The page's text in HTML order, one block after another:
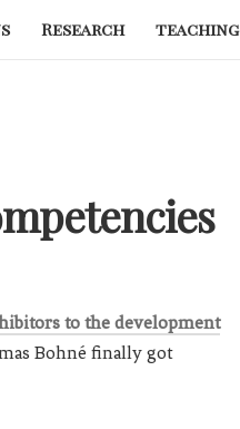
Research teaching
to the development
Bohné finally got